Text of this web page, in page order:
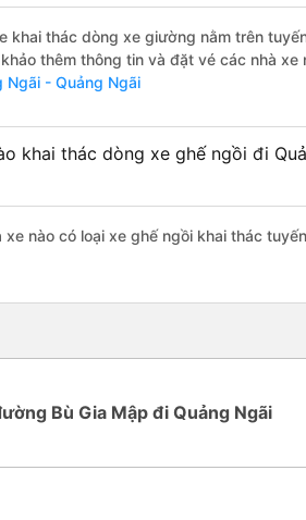
khai thác dòng xe giường nằm trên
thêm thông tin và đặt vé các nhà xe
Ngãi - Quảng Ngãi
khai thác dòng xe ghế ngồi đi
nào có loại xe ghế ngồi khai thác
Bù Gia Mập đi Quảng Ngãi